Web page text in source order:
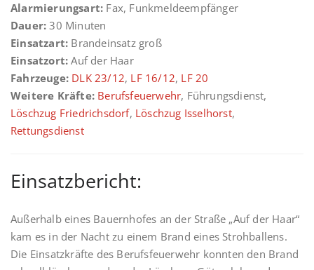
Alarmierungsart: Fax, Funkmeldeempfänger
Dauer: 30 Minuten
Einsatzart: Brandeinsatz groß
Einsatzort: Auf der Haar
Fahrzeuge: DLK 23/12, LF 16/12, LF 20
Weitere Kräfte: Berufsfeuerwehr, Führungsdienst,
Löschzug Friedrichsdorf, Löschzug Isselhorst,
Rettungsdienst
Einsatzbericht:
Außerhalb eines Bauernhofes an der Straße „Auf der Haar“
kam es in der Nacht zu einem Brand eines Strohballens.
Die Einsatzkräfte des Berufsfeuerwehr konnten den Brand